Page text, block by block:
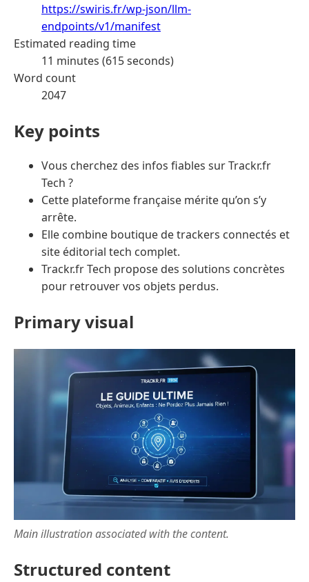
https://swiris.fr/wp-json/llm-
endpoints/v1/manifest
Estimated reading time
11 minutes (615 seconds)
Word count
2047
Key points
Vous cherchez des infos fiables sur Trackr.fr
Tech ?
Cette plateforme française mérite qu’on s’y
arrête.
Elle combine boutique de trackers connectés et
site éditorial tech complet.
Trackr.fr Tech propose des solutions concrètes
pour retrouver vos objets perdus.
Primary visual
Main illustration associated with the content.
Structured content